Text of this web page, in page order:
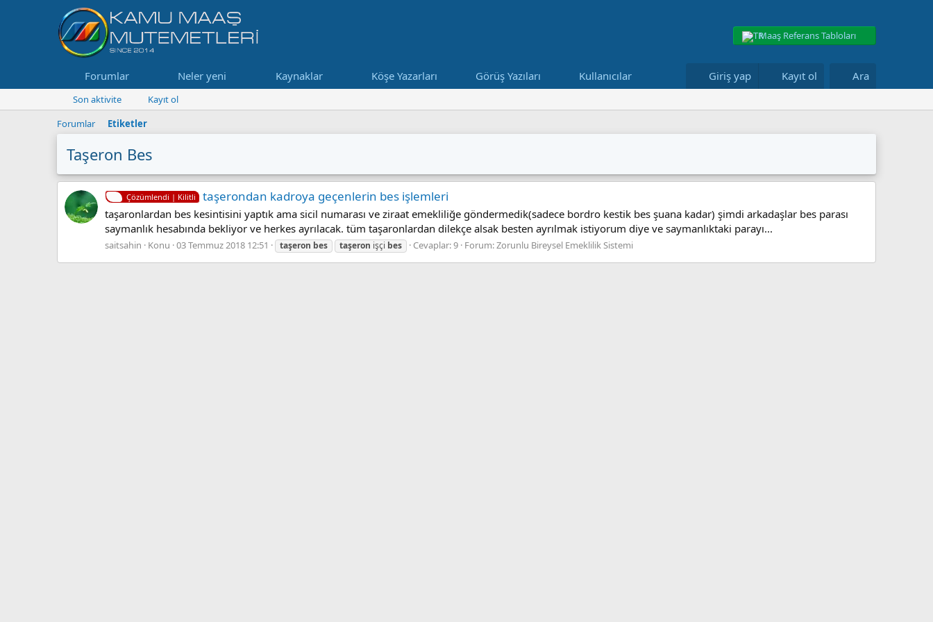
Maaş Referans Tabloları
Forumlar Neler yeni Kaynaklar Köşe Yazarları Görüş Yazıları Kullanıcılar Giriş yap Kayıt ol Ara
Son aktivite
Kayıt ol
Forumlar
Etiketler
Taşeron Bes
Çözümlendi | Kilitli taşerondan kadroya geçenlerin bes işlemleri
taşaronlardan bes kesintisini yaptık ama sicil numarası ve ziraat emekliliğe göndermedik(sadece bordro kestik bes şuana kadar) şimdi arkadaşlar bes parası
saymanlık hesabında bekliyor ve herkes ayrılacak. tüm taşaronlardan dilekçe alsak besten ayrılmak istiyorum diye ve saymanlıktaki parayı...
saitsahin Konu 03 Temmuz 2018 12:51 taşeron bes taşeron işçi bes Cevaplar: 9 Forum:Zorunlu Bireysel Emeklilik Sistemi